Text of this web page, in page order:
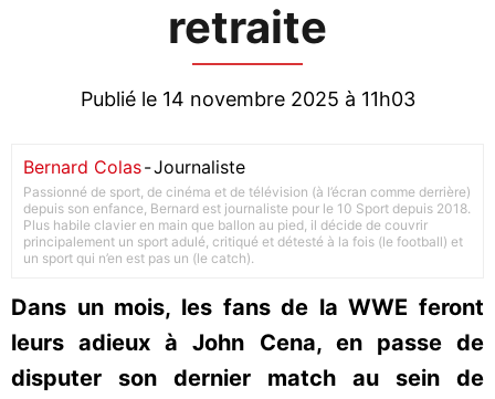
retraite
Publié le 14 novembre 2025 à 11h03
Bernard Colas-Journaliste
Passionné de sport, de cinéma et de télévision (à l’écran comme derrière)
depuis son enfance, Bernard est journaliste pour le 10 Sport depuis 2018.
Plus habile clavier en main que ballon au pied, il décide de couvrir
principalement un sport adulé, critiqué et détesté à la fois (le football) et
un sport qui n’en est pas un (le catch).
Dans un mois, les fans de la WWE feront
leurs adieux à John Cena, en passe de
disputer son dernier match au sein de